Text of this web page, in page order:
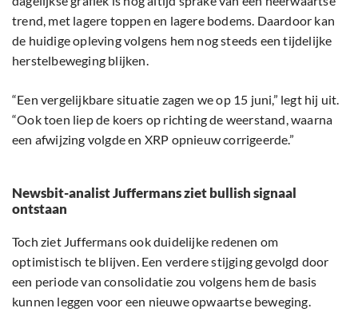
trend, met lagere toppen en lagere bodems. Daardoor kan
de huidige opleving volgens hem nog steeds een tijdelijke
herstelbeweging blijken.
“Een vergelijkbare situatie zagen we op 15 juni,” legt hij uit.
“Ook toen liep de koers op richting de weerstand, waarna
een afwijzing volgde en XRP opnieuw corrigeerde.”
Newsbit-analist Juffermans ziet bullish signaal
ontstaan
Toch ziet Juffermans ook duidelijke redenen om
optimistisch te blijven. Een verdere stijging gevolgd door
een periode van consolidatie zou volgens hem de basis
kunnen leggen voor een nieuwe opwaartse beweging.